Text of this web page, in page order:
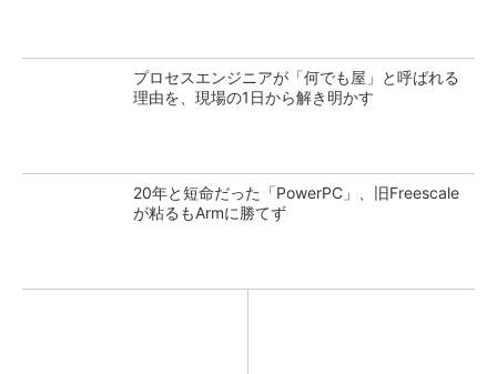
プロセスエンジニアが「何でも屋」と呼ばれる
理由を、現場の1日から解き明かす
20年と短命だった「PowerPC」、旧Freescale
が粘るもArmに勝てず